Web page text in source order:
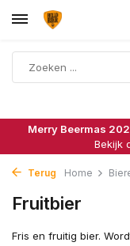
Merry Beermas
Bekijk
Terug Home
Fruitbier
Fris en fruitig bier.